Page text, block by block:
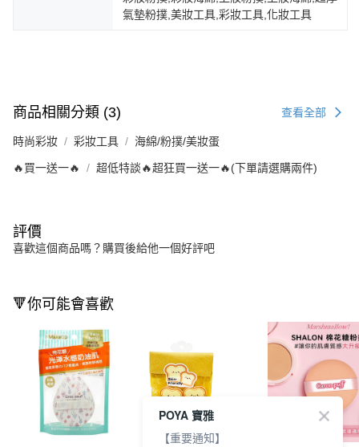
氣墊粉撲,美妝工具,彩妝工具,化妝工具
商品相關分類 (3) 查看全部
時尚彩妝 彩妝工具 海綿/粉撲/美妝蛋
🔥買一送一🔥 超低特談🔥超狂買一送一🔥(下單請選購兩件)
評價
喜歡這個商品嗎？購買後給他一個好評吧
🔻你可能會喜歡
POYA 寶雅
【重要通知】